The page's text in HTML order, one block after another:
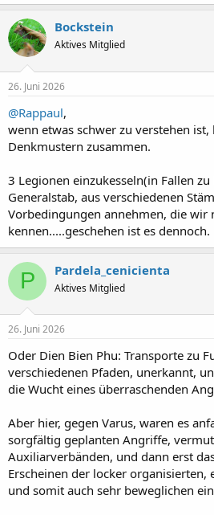
Bockstein
Aktives Mitglied
26. Juni 2026
@Rappaul,
wenn etwas schwer zu verstehen
Denkmustern zusammen.
3 Legionen einzukesseln(in Fallen
Generalstab, aus verschiedenen
Vorbedingungen annehmen, die wir
kennen.....geschehen ist es dennoch.
P Pardela_cenicienta
Aktives Mitglied
26. Juni 2026
Oder Dien Bien Phu: Transporte zu
verschiedenen Pfaden, unerkannt,
die Wucht eines überraschenden
Aber hier, gegen Varus, waren es
sorgfältig geplanten Angriffe,
Auxiliarverbänden, und dann erst
Erscheinen der locker organisierten,
und somit auch sehr beweglichen